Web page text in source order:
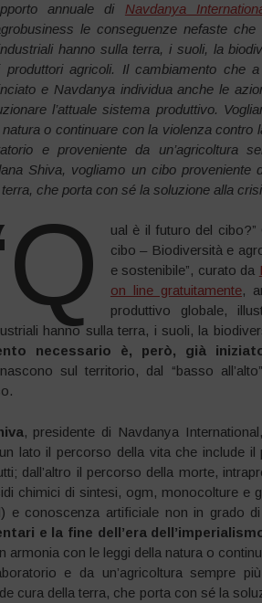
annuale di Navdanya
le conseguenze nefaste
hanno sulla terra, i suoli, la
produttori agricoli. Il cambiamento che
e Navdanya individua anche le
l’attuale sistema produttivo.
natura o continuare con la violenza contro
e proveniente da un’agricoltura
Shiva, vogliamo un cibo proveniente
che porta con sé la soluzione alla
ual è il futuro del
cibo – Biodiversità e
e sostenibile”, curato da
on line gratuitamente,
produttivo globale,
hanno sulla terra, i suoli, la
necessario è, però, già
sul territorio, dal “basso
, presidente di Navdanya
lato il percorso della vita che include il
dall’altro il percorso della morte,
chimici di sintesi, ogm, monocolture e
e conoscenza artificiale non in grado
e la fine dell’era
armonia con le leggi della natura o
e da un’agricoltura sempre
cura della terra, che porta con sé la